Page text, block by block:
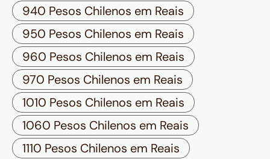
940 Pesos Chilenos em Reais
950 Pesos Chilenos em Reais
960 Pesos Chilenos em Reais
970 Pesos Chilenos em Reais
1010 Pesos Chilenos em Reais
1060 Pesos Chilenos em Reais
1110 Pesos Chilenos em Reais